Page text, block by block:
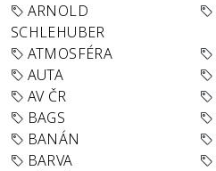
ARNOLD
SCHLEHUBER
ATMOSFÉRA
AUTA
AV ČR
BAGS
BANÁN
BARVA